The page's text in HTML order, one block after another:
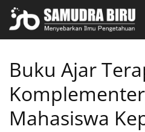
Buku Ajar
Mahasiswa